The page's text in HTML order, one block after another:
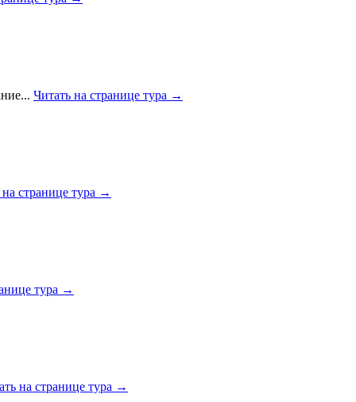
Читать на странице тура →
на странице тура →
тура →
на странице тура →